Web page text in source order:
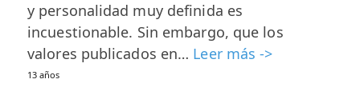
y personalidad muy definida es
incuestionable. Sin embargo, que los
valores publicados en… Leer más ->
13 años